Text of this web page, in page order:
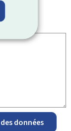
données